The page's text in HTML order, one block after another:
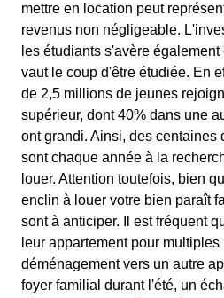
mettre en location peut
revenus non négligeable.
les étudiants s'avère
vaut le coup d'être étudiée. En
de 2,5 millions de jeunes
supérieur, dont 40% dans une
ont grandi. Ainsi, des centaines
sont chaque année à la
louer. Attention toutefois, bien
enclin à louer votre bien paraît
sont à anticiper. Il est fréquent
leur appartement pour multiples
déménagement vers un autre
foyer familial durant l'été, un